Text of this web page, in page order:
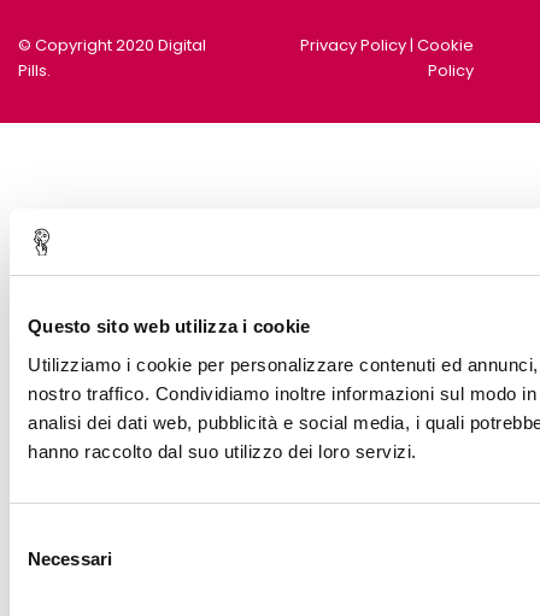
Questo sito web utilizza i cookie
Utilizziamo i cookie per personalizzare contenuti ed
nostro traffico. Condividiamo inoltre informazioni sul modo
analisi dei dati web, pubblicità e social media, i quali
hanno raccolto dal suo utilizzo dei loro servizi.
delNecessari
© Copyright 2020 Digital
Pills.
Privacy Policy| Cookie
Policy